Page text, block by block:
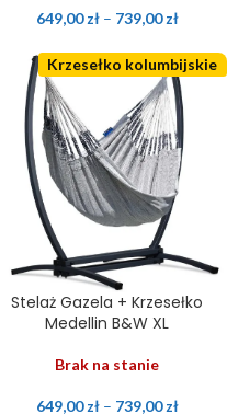
649,00zł – 739,00zł
Krzesełko kolumbijskie
Stelaż Gazela + Krzesełko
Medellin B&W XL
Brak na stanie
649,00zł – 739,00zł